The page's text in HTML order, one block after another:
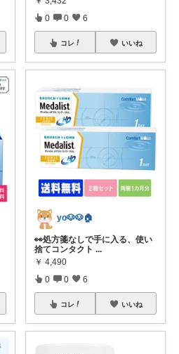
0 0 6
コレ いいね
yo🐶🐶🏠
👀処方箋なしで手に入る、使い
捨てコンタクト ...
￥ 4,490
0 0 6
コレ いいね